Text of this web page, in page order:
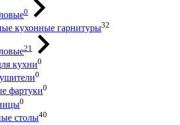
0
кухонные гарнитуры32
21
кухни0
0
фартуки0
0
столы40